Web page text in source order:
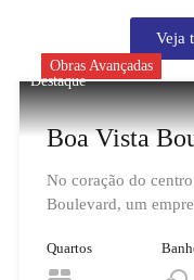
Veja
Destaque
Obras Avançadas
Boa Vista
No coração do
Boulevard, um
Quartos